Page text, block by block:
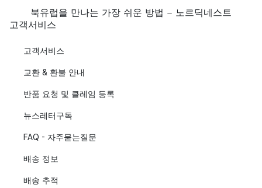
북유럽을 만나는 가장 쉬운 방법 - 노르딕네스트
고객서비스
고객서비스
교환 & 환불 안내
반품 요청 및 클레임 등록
뉴스레터구독
FAQ - 자주묻는질문
배송 정보
배송 추적